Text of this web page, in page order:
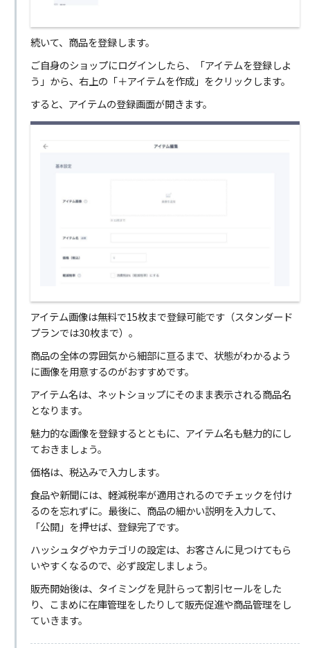
続いて、商品を登録します。
ご自身のショップにログインしたら、「アイテムを登録しよ
う」から、右上の「＋アイテムを作成」をクリックします。
すると、アイテムの登録画面が開きます。
アイテム画像は無料で15枚まで登録可能です（スタンダード
プランでは30枚まで）。
商品の全体の雰囲気から細部に亘るまで、状態がわかるよう
に画像を用意するのがおすすめです。
アイテム名は、ネットショップにそのまま表示される商品名
となります。
魅力的な画像を登録するとともに、アイテム名も魅力的にし
ておきましょう。
価格は、税込みで入力します。
食品や新聞には、軽減税率が適用されるのでチェックを付け
るのを忘れずに。最後に、商品の細かい説明を入力して、
「公開」を押せば、登録完了です。
ハッシュタグやカテゴリの設定は、お客さんに見つけてもら
いやすくなるので、必ず設定しましょう。
販売開始後は、タイミングを見計らって割引セールをした
り、こまめに在庫管理をしたりして販売促進や商品管理をし
ていきます。